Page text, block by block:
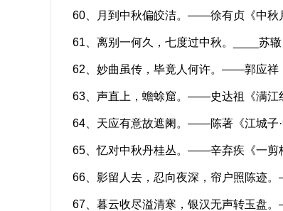
60、月到中秋偏皎洁。——徐有贞《中秋
61、离别一何久，七度过中秋。____苏辙
62、妙曲虽传，毕竟人何许。——郭应祥
63、声直上，蟾蜍窟。——史达祖《满江
64、天应有意故遮阑。——陈著《江城子·
65、忆对中秋丹桂丛。——辛弃疾《一剪
66、影留人去，忍向夜深，帘户照陈迹
67、暮云收尽溢清寒，银汉无声转玉盘